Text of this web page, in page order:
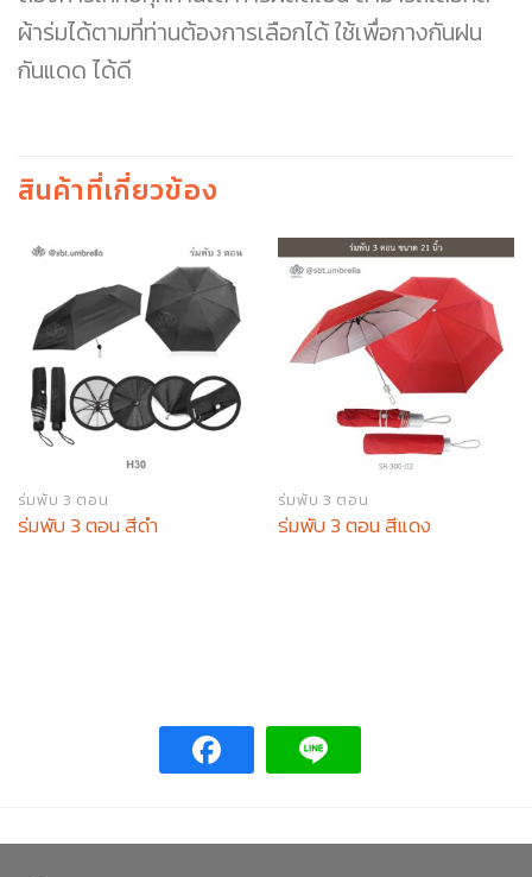
ผ้าร่มได้ตามที่ท่านต้องการเลือกได้ ใช้เพื่อกางกันฝน
กันแดด ได้ดี
สินค้าที่เกี่ยวข้อง
ร่มพับ 3 ตอน
ร่มพับ 3 ตอน สีดำ
ร่มพับ 3 ตอน
ร่มพับ 3 ตอน สีแดง